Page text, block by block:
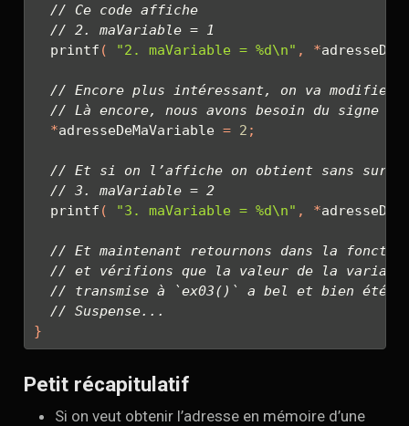
// Ce code affiche
// 2. maVariable = 1
  printf
( "2. maVariable = %d\n" , *
// Encore plus intéressant, on va
// Là encore, nous avons besoin du signe
*adresseDeMaVariable = 2 ;
// Et si on l’affiche on obtient sans
// 3. maVariable = 2
  printf
( "3. maVariable = %d\n" , *
// Et maintenant retournons dans la
// et vérifions que la valeur de la variable
// transmise à `ex03()` a bel et bien été
// Suspense...
}
Petit récapitulatif
Si on veut obtenir l’adresse en mémoire d’une